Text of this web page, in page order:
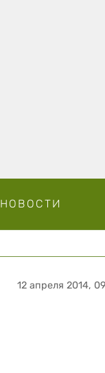
НОВОСТИ
12 апреля 2014,